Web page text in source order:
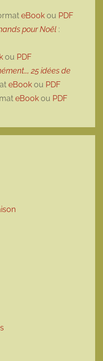
eBook ou PDF
pour Noël :
ou PDF
25 idées de
eBook ou PDF
eBook ou PDF